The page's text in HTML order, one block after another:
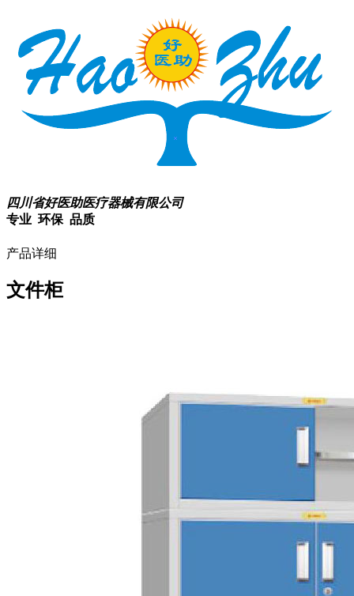
四川省好医助医疗器械有限公司
专业 环保 品质
产品详细
文件柜